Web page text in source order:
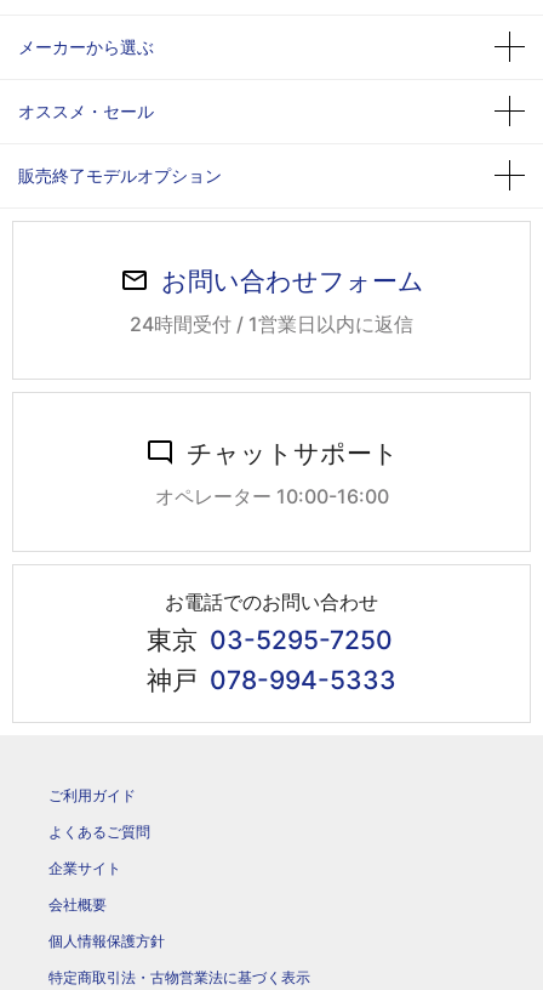
メーカーから選ぶ
オススメ・セール
販売終了モデルオプション
お問い合わせフォーム
24時間受付 / 1営業日以内に返信
チャットサポート
オペレーター 10:00-16:00
お電話でのお問い合わせ
東京 03-5295-7250
神戸 078-994-5333
ご利用ガイド
よくあるご質問
企業サイト
会社概要
個人情報保護方針
特定商取引法・古物営業法に基づく表示